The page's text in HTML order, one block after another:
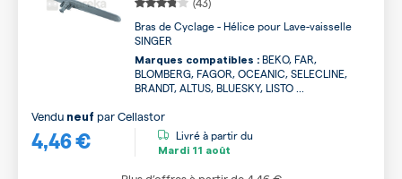
Bras de Cyclage - Hélice pour Lave-vaisselle
SINGER
Marques compatibles : BEKO, FAR,
BLOMBERG, FAGOR, OCEANIC, SELECLINE,
BRANDT, ALTUS, BLUESKY, LISTO ...
4,46 €
Vendu neuf parCellastor
Livré à partir du
Mardi 11 août